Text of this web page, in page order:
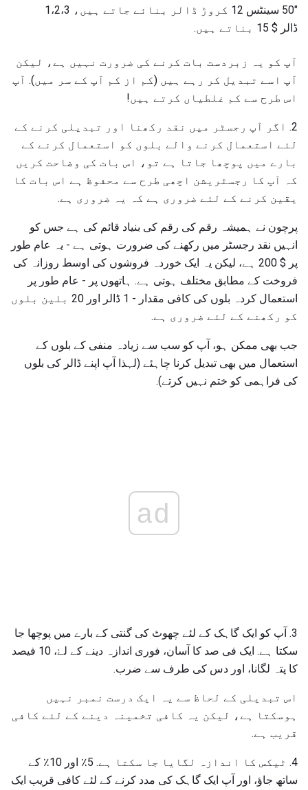
"50 سینٹس 12 کروڑ ڈالر بنائے جاتے ہیں، 1،2،3
ڈالر $ 15 بناتے ہیں.
آپ کو یہ زبردست بات کرنے کی ضرورت نہیں ہے، لیکن
آپ اسے تبدیل کر رہے ہیں (کم از کم آپ کے سر میں). آپ
اس طرح سے کم غلطیاں کرتے ہیں!
2. اگر آپ رجسٹر میں نقد رکھنا اور تبدیلی کرنے کے
لئے استعمال کرنے والے بلوں کو استعمال کرنے کے
بارے میں پوچھا جاتا ہے تو، اس بات کی وضاحت کریں
کہ آپ کا رجسٹریشن اچھی طرح سے محفوظ ہے اس بات کا
یقین کرنے کے لئے ضروری ہے کہ یہ ضروری ہے.
پرچون نے ہمیشہ رقم کی رقم کی بنیاد قائم کی ہے جس کو
انہیں نقد رجسٹر میں رکھنے کی ضرورت ہوتی ہے - یہ عام طور
پر $ 200 ہے، لیکن یہ ایک خوردہ فروشوں کی اوسط روزانہ کی
فروخت کے مطابق مختلف ہوتی ہے. ہاتھوں پر - عام طور پر
استعمال کردہ بلوں کی کافی مقدار - 1 ڈالر اور 20 بلین بلوں
کو رکھنے کے لئے ضروری ہے.
جب بھی ممکن ہو، آپ کو سب سے زیادہ منفی کے بلوں کے
استعمال میں بھی تبدیل کرنا چاہئے (لہذا آپ اپنے ڈالر کی بلوں
کی فراہمی کو ختم نہیں کرتے).
ad
3. آپ کو ایک گاہک کے لئے چھوٹ کی گنتی کے بارے میں پوچھا جا
سکتا ہے. ایک فی صد کا آسان، فوری اندازہ دینے کے لۓ، 10 فیصد
کا پتہ لگانا، اور دس کی طرف سے ضرب.
اس تبدیلی کے لحاظ سے یہ ایک درست نمبر نہیں
ہوسکتا ہے، لیکن یہ کافی تخمینہ دینے کے لئے کافی
قریب ہے.
4. ٹیکس کا اندازہ لگایا جا سکتا ہے. 5٪ اور 10٪ کے
ساتھ جاؤ، اور آپ ایک گاہک کی مدد کرنے کے لئے کافی قریب ایک